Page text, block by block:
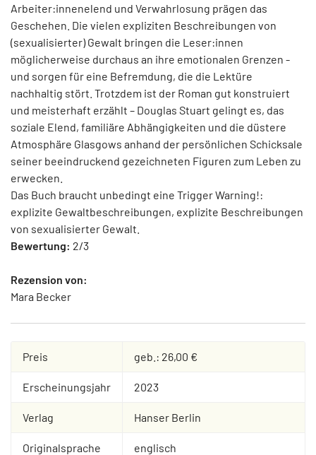
Arbeiter:innenelend und Verwahrlosung prägen das
Geschehen. Die vielen expliziten Beschreibungen von
(sexualisierter) Gewalt bringen die Leser:innen
möglicherweise durchaus an ihre emotionalen Grenzen -
und sorgen für eine Befremdung, die die Lektüre
nachhaltig stört. Trotzdem ist der Roman gut konstruiert
und meisterhaft erzählt – Douglas Stuart gelingt es, das
soziale Elend, familiäre Abhängigkeiten und die düstere
Atmosphäre Glasgows anhand der persönlichen Schicksale
seiner beeindruckend gezeichneten Figuren zum Leben zu
erwecken.
Das Buch braucht unbedingt eine Trigger Warning!:
explizite Gewaltbeschreibungen, explizite Beschreibungen
von sexualisierter Gewalt.
Bewertung: 2/3
Rezension von:
Mara Becker
Preis geb.: 26,00 €
Erscheinungsjahr 2023
Verlag Hanser Berlin
Originalsprache englisch